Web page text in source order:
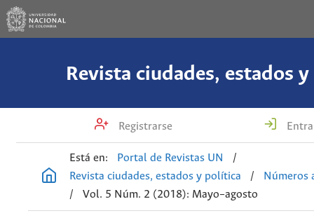
Revista ciudades, estados
Registrarse
Está en: Portal de Revistas UN
/
Revista ciudades, estados y política
/
Números
/
Vol. 5 Núm. 2 (2018): Mayo–agosto